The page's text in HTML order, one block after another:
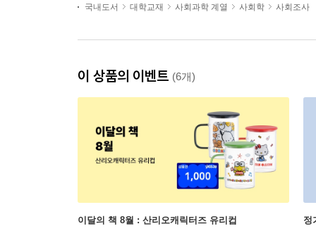
국내도서 대학교재 사회과학 계열 사회학 사회조사
이 상품의 이벤트 (6개)
이달의 책 8월 : 산리오캐릭터즈 유리컵 정